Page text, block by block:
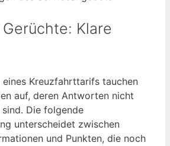
Klare
eines Kreuzfahrttarifs tauchen
auf, deren Antworten nicht
Die folgende
unterscheidet zwischen
und Punkten, die noch